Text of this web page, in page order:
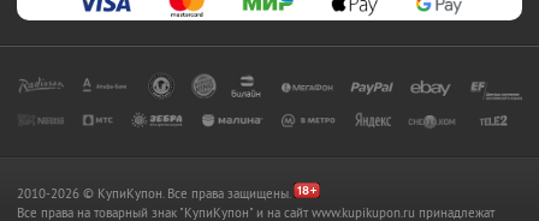
2010-2026 © КупиКупон. Все права защищены.
Все права на товарный знак "КупиКупон" и на сайт www.kupikupon.ru принадлежат